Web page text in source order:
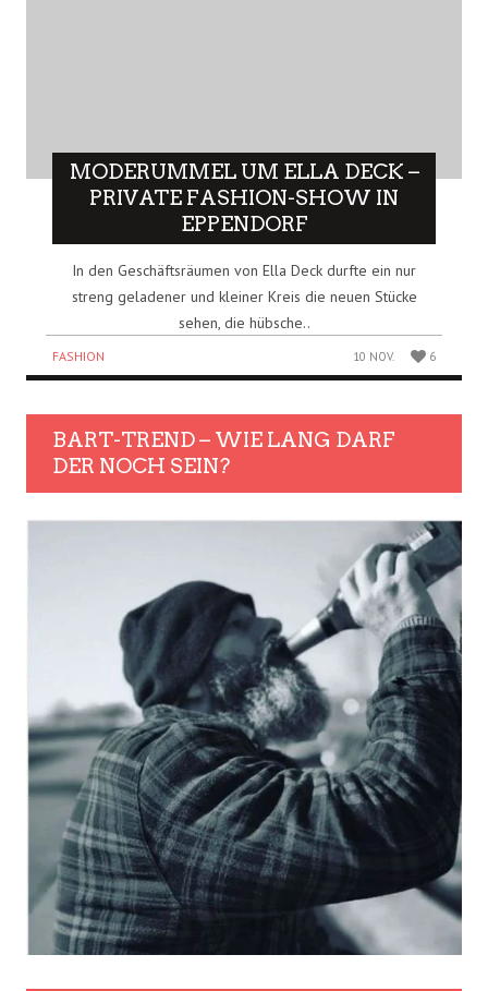
MODERUMMEL UM ELLA DECK –
PRIVATE FASHION-SHOW IN
EPPENDORF
In den Geschäftsräumen von Ella Deck durfte ein nur
streng geladener und kleiner Kreis die neuen Stücke
sehen, die hübsche..
FASHION 10 NOV. 6
BART-TREND – WIE LANG DARF
DER NOCH SEIN?